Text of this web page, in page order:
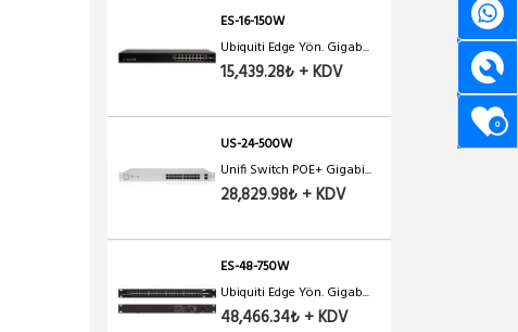
0
ES-16-150W
Ubiquiti Edge Yön. Gigab...
15,439.28₺ + KDV
US-24-500W
Unifi Switch POE+ Gigabi...
28,829.98₺ + KDV
ES-48-750W
Ubiquiti Edge Yön. Gigab...
48,466.34₺ + KDV